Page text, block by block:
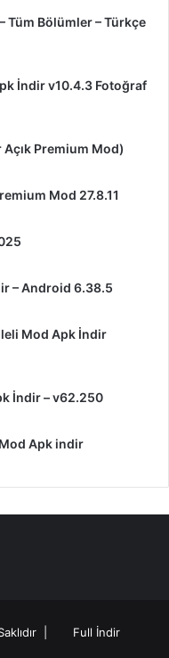
Tüm Bölümler – Türkçe
İndir v10.4.3 Fotoğraf
Premium Mod)
Mod 27.8.11
– Android 6.38.5
Mod Apk İndir
İndir – v62.250
Apk indir
|
Full İndir